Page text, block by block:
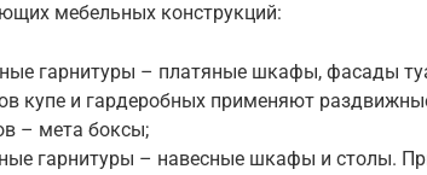
мебельных конструкций:
гарнитуры – платяные шкафы, фасады
купе и гардеробных применяют
– мета боксы;
гарнитуры – навесные шкафы и столы.